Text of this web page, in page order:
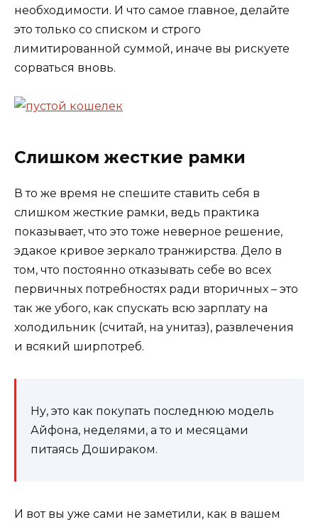
необходимости. И что самое главное, делайте
это только со списком и строго
лимитированной суммой, иначе вы рискуете
сорваться вновь.
Слишком жесткие рамки
В то же время не спешите ставить себя в
слишком жесткие рамки, ведь практика
показывает, что это тоже неверное решение,
эдакое кривое зеркало транжирства. Дело в
том, что постоянно отказывать себе во всех
первичных потребностях ради вторичных – это
так же убого, как спускать всю зарплату на
холодильник (считай, на унитаз), развлечения
и всякий ширпотреб.
Ну, это как покупать последнюю модель
Айфона, неделями, а то и месяцами
питаясь Дошираком.
И вот вы уже сами не заметили, как в вашем